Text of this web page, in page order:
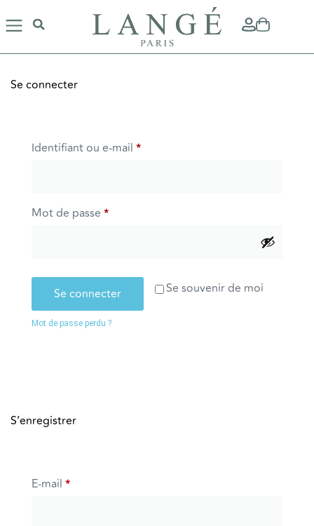
Se connecter
Identifiant ou e-mail *
Mot de passe *
Se souvenir de moi
Se connecter
Mot de passe perdu ?
S’enregistrer
E-mail *